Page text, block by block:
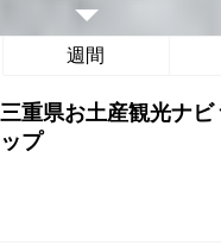
週間
三重県お土産観光ナビ
ップ